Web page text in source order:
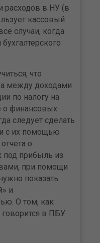
расходов в НУ (в
кассовый
случаи, когда
что
между доходами
по налогу на
о финансовых
следует сделать
с их помощью
о
под прибыль из
при помощи
показать
и
О том, как
говорится в ПБУ